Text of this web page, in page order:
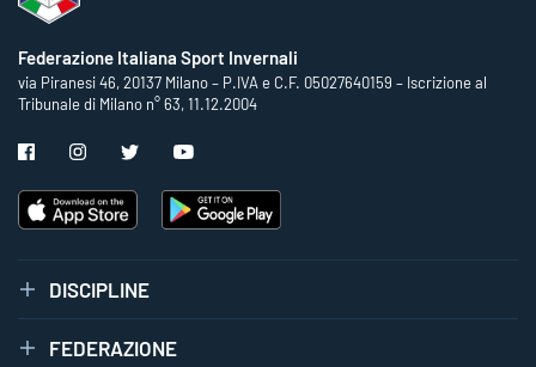
Federazione Italiana Sport Invernali
via Piranesi 46, 20137 Milano – P.IVA e C.F. 05027640159 – Iscrizione al
Tribunale di Milano n° 63, 11.12.2004
DISCIPLINE
FEDERAZIONE